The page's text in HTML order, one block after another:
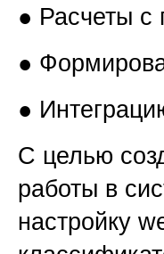
● Расчеты с
●
●
С целью
работы в
настройку